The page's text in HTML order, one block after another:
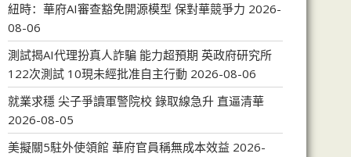
紐時：華府AI審查豁免開源模型 保對華競爭力 2026-
08-06
測試揭AI代理扮真人詐騙 能力超預期 英政府研究所
122次測試 10現未經批准自主行動 2026-08-06
就業求穩 尖子爭讀軍警院校 錄取線急升 直逼清華
2026-08-05
美擬關5駐外使領館 華府官員稱無成本效益 2026-